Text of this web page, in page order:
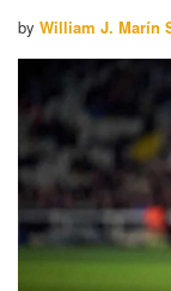
by William J. Marín